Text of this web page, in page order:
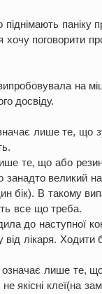
паніку
поговорити
на
досвіду.
лише те, що
те, що або
великий
бік). В такому
все що треба.
до наступної
від лікаря.
лише те,
якісні клеї(на